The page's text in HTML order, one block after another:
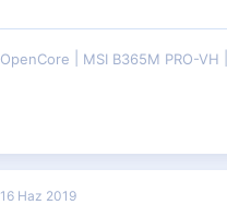
OpenCore MSI B365M PRO-VH
16 Haz 2019